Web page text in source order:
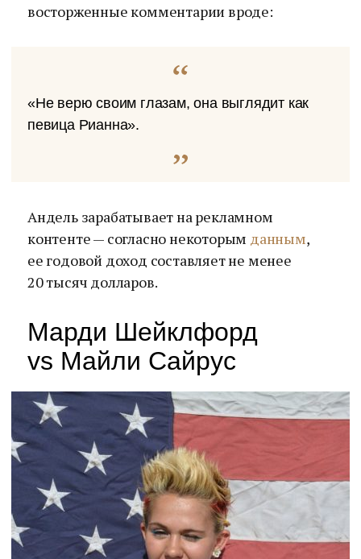
восторженные комментарии вроде:
«Не верю своим глазам, она выглядит как
певица Рианна».
Андель зарабатывает на рекламном
контенте — согласно некоторым данным,
ее годовой доход составляет не менее
20 тысяч долларов.
Марди Шейклфорд
vs Майли Сайрус